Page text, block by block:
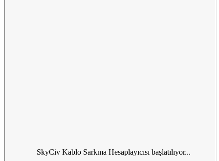
SkyCiv Kablo Sarkma Hesaplayıcısı başlatılıyor...